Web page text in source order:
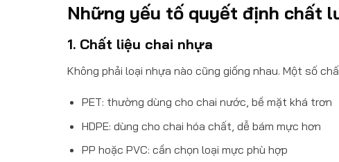
Những yếu tố quyết định chất
1. Chất liệu chai nhựa
Không phải loại nhựa nào cũng giống nhau. Một số
PET: thường dùng cho chai nước, bề mặt khá trơn
HDPE: dùng cho chai hóa chất, dễ bám mực hơn
PP hoặc PVC: cần chọn loại mực phù hợp